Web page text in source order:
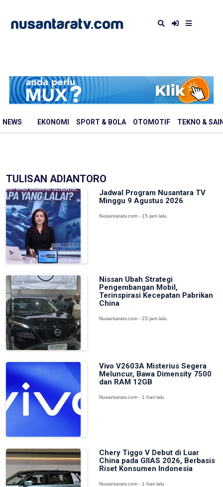
NEWS EKONOMI SPORT & BOLA OTOMOTIF TEKNO &
TULISAN ADIANTORO
Jadwal Program Nusantara TV
Minggu 9 Agustus 2026
Nusantaratv.com - 15 jam lalu
Nissan Ubah Strategi
Pengembangan Mobil,
Terinspirasi Kecepatan Pabrikan
China
Nusantaratv.com - 23 jam lalu
Vivo V2603A Misterius Segera
Meluncur, Bawa Dimensity 7500
dan RAM 12GB
Nusantaratv.com - 1 hari lalu
Chery Tiggo V Debut di Luar
China pada GIIAS 2026, Berbasis
Riset Konsumen Indonesia
Nusantaratv.com - 1 hari lalu